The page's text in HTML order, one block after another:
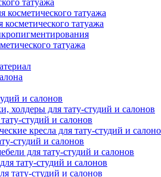
татуажа
косметического татуажа
татуажа
татуажа
и салонов
холдеры для тату-студий и салонов
студий и салонов
кресла для тату-студий и
студий и салонов
для тату-студий и салонов
тату-студий и салонов
тату-студий и салонов